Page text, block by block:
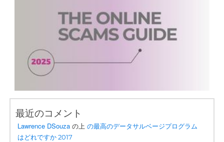
最近のコメント
Lawrence DSouza の上の最高のデータサルベージプログラム
はどれですか 2017